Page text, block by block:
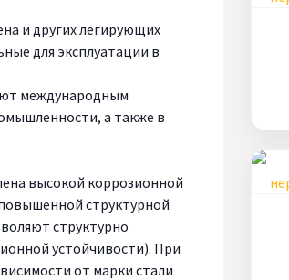
и других легирующих
для эксплуатации в
международным
а также в
высокой коррозионной
структурной
структурно
устойчивости). При
от марки стали